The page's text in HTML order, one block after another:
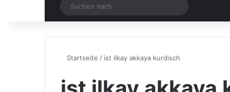
Zufälliger Artikel
nach
Startseite / ist ilkay akkaya kurdisch